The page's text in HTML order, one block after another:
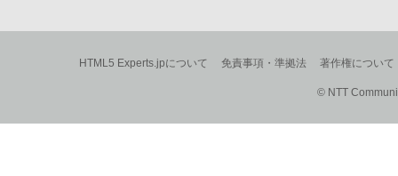
HTML5 Experts.jpについて 免責事項・準拠法 著作権について
© NTT